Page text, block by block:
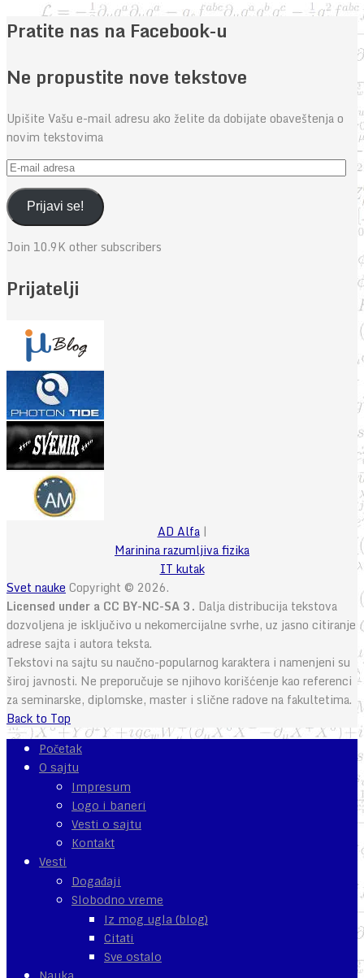
Pratite nas na Facebook-u
Ne propustite nove tekstove
Upišite Vašu e-mail adresu ako želite da dobijate obaveštenja o
novim tekstovima
E-
mail
adresaPrijavi se!
Join 10.9K other subscribers
Prijatelji
AD Alfa|
Marinina razumljiva fizika
IT kutak
Svet nauke Copyright © 2026.
Licensed under a CC BY-NC-SA 3. Dalja distribucija tekstova
dozvoljena je isključivo u nekomercijalne svrhe, uz jasno citiranje
adrese sajta i autora teksta.
Tekstovi na sajtu su naučno-popularnog karaktera i namenjeni su
široj javnosti. Ne preporučuje se njihovo korišćenje kao referenci
za seminarske, diplomske, master i slične radove na fakultetima.
Back to Top
Početak
O sajtu
Impresum
Logo i baneri
Vesti o sajtu
Kontakt
Vesti
Događaji
Slobodno vreme
Iz mog ugla (blog)
Citati
Sve ostalo